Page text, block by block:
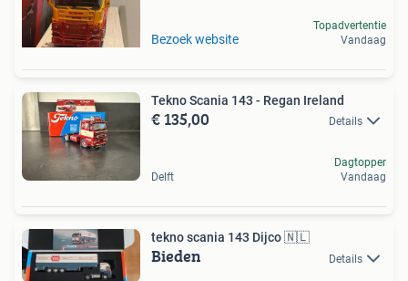
Bezoek website
Topadvertentie
Vandaag
Tekno Scania 143 - Regan Ireland
€ 135,00 Details
Delft
Dagtopper
Vandaag
tekno scania 143 Dijco 🇳🇱
Bieden Details